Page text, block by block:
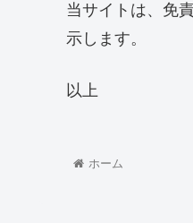
当サイトは、免
示します。
以上
ホーム